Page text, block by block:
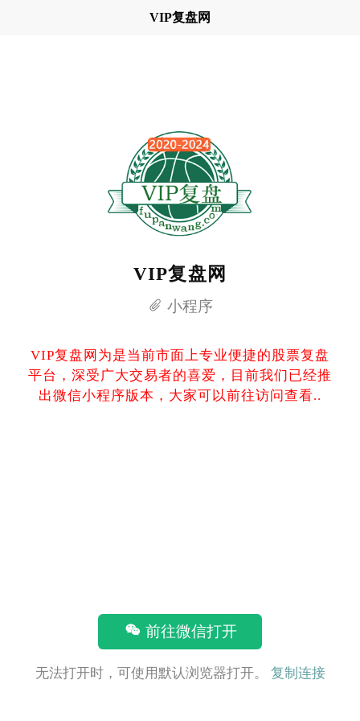
VIP复盘网
VIP复盘网
小程序
VIP复盘网为是当前市面上专业便捷的股票复盘
平台，深受广大交易者的喜爱，目前我们已经推
出微信小程序版本，大家可以前往访问查看..
前往微信打开
无法打开时，可使用默认浏览器打开。 复制连接